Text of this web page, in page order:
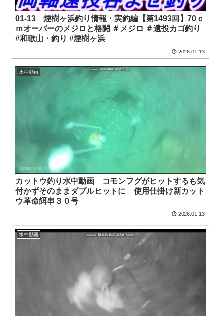
01-13 煙樹ヶ浜釣り情報・実釣編【第1493回】70ｃ
ｍオーバーのメジロと格闘 ＃メジロ ＃遠投カゴ釣り
#和歌山・釣り #煙樹ヶ浜
2026.01.13
水中動画
カットウ釣り水中動画 コモンフグがヒットするも気
付かずそのままダブルヒットに 使用仕掛け新カット
ウ革命餌串３０号
2026.01.13
水中動画